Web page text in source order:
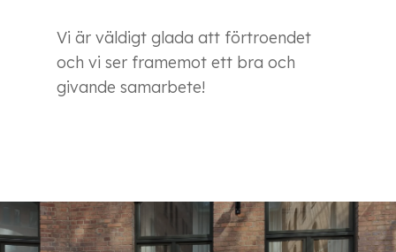
Vi är väldigt glada att förtroendet
och vi ser framemot ett bra och
givande samarbete!